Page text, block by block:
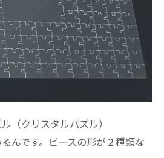
（クリスタルパズル）
んです。ピースの形が２種類な